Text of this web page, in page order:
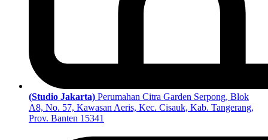
(Studio Jakarta) Perumahan Citra Garden Serpong, Blok
A8, No. 57, Kawasan Aeris, Kec. Cisauk, Kab. Tangerang,
Prov. Banten 15341